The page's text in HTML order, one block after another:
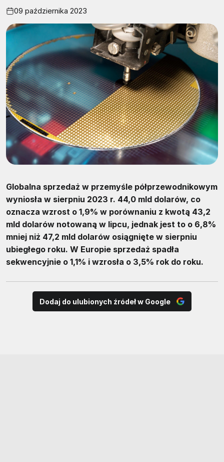
09 października 2023
Globalna sprzedaż w przemyśle półprzewodnikowym
wyniosła w sierpniu 2023 r. 44,0 mld dolarów, co
oznacza wzrost o 1,9% w porównaniu z kwotą 43,2
mld dolarów notowaną w lipcu, jednak jest to o 6,8%
mniej niż 47,2 mld dolarów osiągnięte w sierpniu
ubiegłego roku. W Europie sprzedaż spadła
sekwencyjnie o 1,1% i wzrosła o 3,5% rok do roku.
Dodaj do ulubionych źródeł w Google